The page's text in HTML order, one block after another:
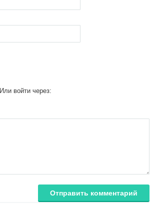
Или войти через:
Отправить комментарий